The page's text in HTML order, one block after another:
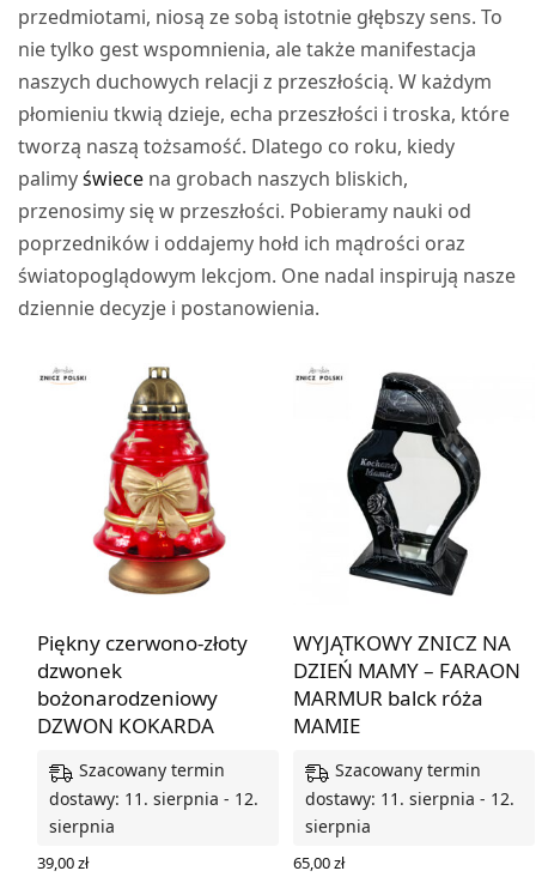
przedmiotami, niosą ze sobą istotnie głębszy sens. To
nie tylko gest wspomnienia, ale także manifestacja
naszych duchowych relacji z przeszłością. W każdym
płomieniu tkwią dzieje, echa przeszłości i troska, które
tworzą naszą tożsamość. Dlatego co roku, kiedy
palimyświece na grobach naszych bliskich,
przenosimy się w przeszłości. Pobieramy nauki od
poprzedników i oddajemy hołd ich mądrości oraz
światopoglądowym lekcjom. One nadal inspirują nasze
dziennie decyzje i postanowienia.
Piękny czerwono-złoty
dzwonek
bożonarodzeniowy
DZWON KOKARDA
Szacowany termin
dostawy: 11. sierpnia - 12.
sierpnia
39,00zł
WYJĄTKOWY ZNICZ NA
DZIEŃ MAMY – FARAON
MARMUR balck róża
MAMIE
Szacowany termin
dostawy: 11. sierpnia - 12.
sierpnia
65,00zł